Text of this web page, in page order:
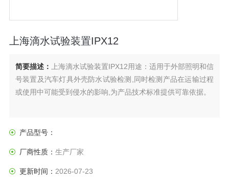
上海滴水试验装置IPX12
简要描述：
上海滴水试验装置IPX12用途：适用于外部照明和信
号装置及汽车灯具外壳防水试验检测,同时检测产品在运输过程
或使用中可能受到侵水的影响,为产品技术标准提供可靠依据。
产品型号：
厂商性质： 生产厂家
更新时间： 2026-07-23